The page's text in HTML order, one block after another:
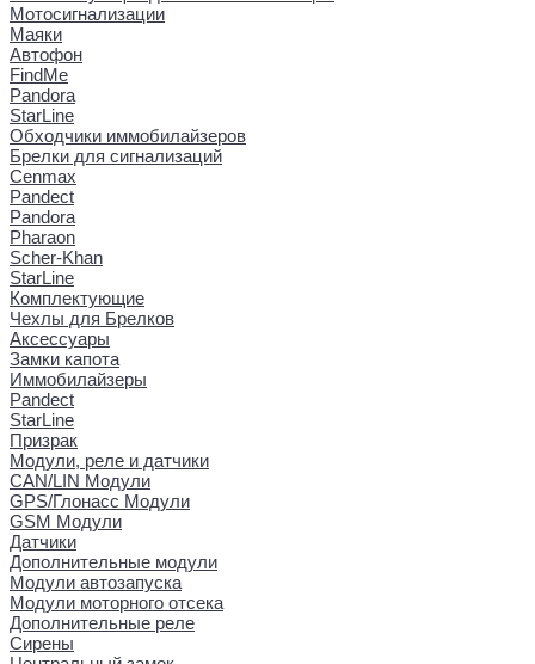
Мотосигнализации
Маяки
Автофон
FindMe
Pandora
StarLine
Обходчики иммобилайзеров
Брелки для сигнализаций
Cenmax
Pandect
Pandora
Pharaon
Scher-Khan
StarLine
Комплектующие
Чехлы для Брелков
Аксессуары
Замки капота
Иммобилайзеры
Pandect
StarLine
Призрак
Модули, реле и датчики
CAN/LIN Модули
GPS/Глонасс Модули
GSM Модули
Датчики
Дополнительные модули
Модули автозапуска
Модули моторного отсека
Дополнительные реле
Сирены